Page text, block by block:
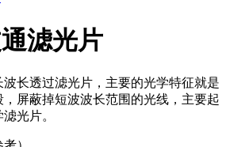
滤光片
长透过滤光片​，主要的光学特征就是
屏蔽掉短波波长范围的光线，主要起
光片。